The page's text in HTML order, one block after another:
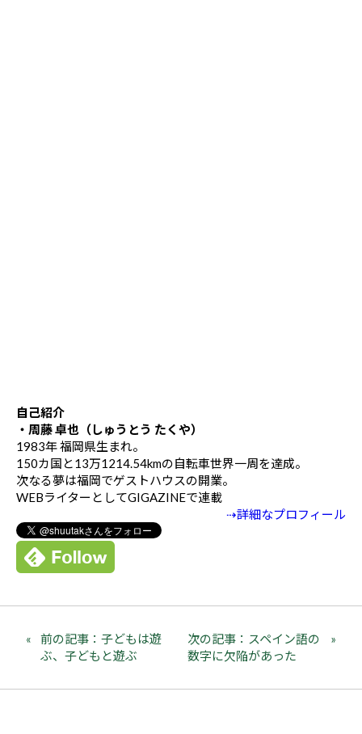
自己紹介
・周藤 卓也（しゅうとう たくや）
1983年 福岡県生まれ。
150カ国と13万1214.54kmの自転車世界一周を達成。
次なる夢は福岡でゲストハウスの開業。
WEBライターとしてGIGAZINEで連載
⇢詳細なプロフィール
前の記事：子どもは遊
ぶ、子どもと遊ぶ
次の記事：スペイン語の
数字に欠陥があった